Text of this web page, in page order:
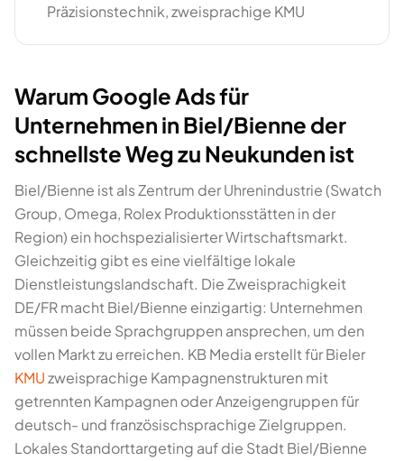
Präzisionstechnik, zweisprachige KMU
Warum Google Ads für
Unternehmen in Biel/Bienne der
schnellste Weg zu Neukunden ist
Biel/Bienne ist als Zentrum der Uhrenindustrie (Swatch
Group, Omega, Rolex Produktionsstätten in der
Region) ein hochspezialisierter Wirtschaftsmarkt.
Gleichzeitig gibt es eine vielfältige lokale
Dienstleistungslandschaft. Die Zweisprachigkeit
DE/FR macht Biel/Bienne einzigartig: Unternehmen
müssen beide Sprachgruppen ansprechen, um den
vollen Markt zu erreichen. KB Media erstellt für Bieler
KMUzweisprachige Kampagnenstrukturen mit
getrennten Kampagnen oder Anzeigengruppen für
deutsch- und französischsprachige Zielgruppen.
Lokales Standorttargeting auf die Stadt Biel/Bienne